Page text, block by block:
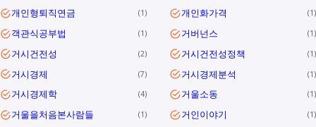
개인형퇴직연금 1 개인화가격 1
객관식공부법 1 거버넌스 1
거시건전성 2 거시건전성정책 1
거시경제 7 거시경제분석 1
거시경제학 4 거울소동 1
거울을처음본사람들 1 거인이야기 1